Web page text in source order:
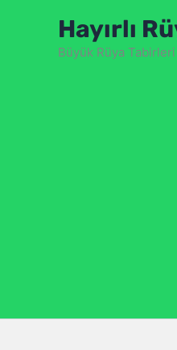
Hayırlı
Büyük Rüya